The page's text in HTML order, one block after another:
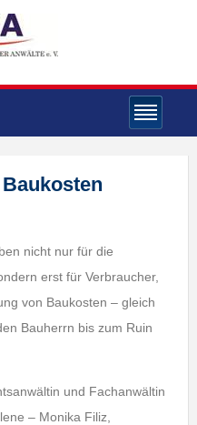
nicht nur für die
erst für Verbraucher,
von Baukosten – gleich
Bauherrn bis zum Ruin
und Fachanwältin
– Monika Filiz,